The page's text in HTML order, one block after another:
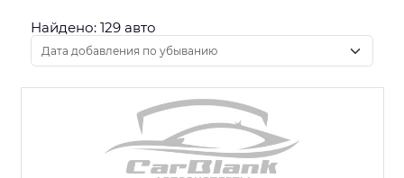
Найдено: 129 авто